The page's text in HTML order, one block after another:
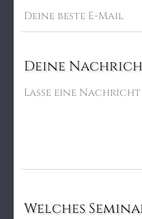
Deine
Welches